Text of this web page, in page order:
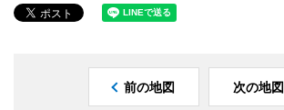
前の地図 次の地図